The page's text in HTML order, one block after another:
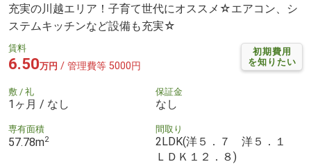
充実の川越エリア！子育て世代にオススメ☆エアコン、シ
ステムキッチンなど設備も充実☆
初期費用
を知りたい
賃料
6.50万円 / 管理費等 5000円
敷 / 礼
1ヶ月 / なし
保証金
なし
専有面積
57.78m2
間取り
2LDK(洋５．７ 洋５．１
ＬＤＫ１２．８)